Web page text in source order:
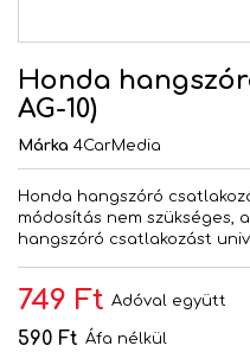
Honda
AG-10)
Márka 4CarMedia
Honda hangszóró
módosítás nem szükséges,
hangszóró csatlakozást
749 Ft Adóval együtt
590 Ft Áfa nélkül